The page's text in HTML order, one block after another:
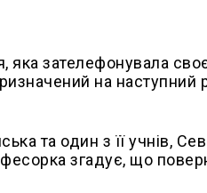
яка зателефонувала
на наступний
та один з її учнів,
згадує, що